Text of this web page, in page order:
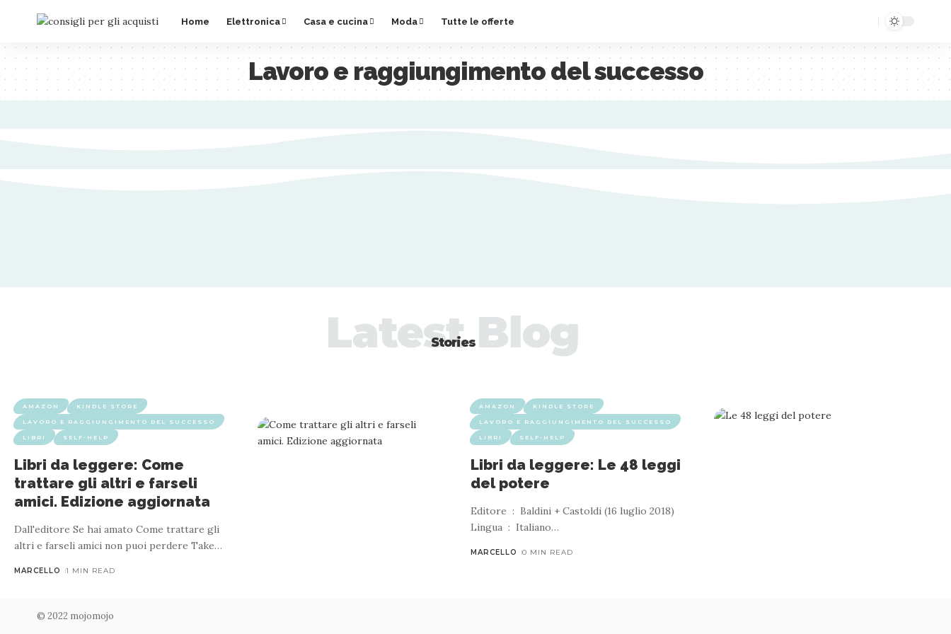
Home Elettronica Casa e cucina Moda Tutte le offerte
Lavoro e raggiungimento del successo
Stories
Latest Blog
AMAZON KINDLE STORE
LAVORO E RAGGIUNGIMENTO DEL SUCCESSO
LIBRI SELF-HELP
Libri da leggere: Come
trattare gli altri e farseli
amici. Edizione aggiornata
Dall'editore Se hai amato Come trattare gli
altri e farseli amici non puoi perdere Take…
MARCELLO 1 MIN READ
AMAZON KINDLE STORE
LAVORO E RAGGIUNGIMENTO DEL SUCCESSO
LIBRI SELF-HELP
Libri da leggere: Le 48 leggi
del potere
Editore ‏ : ‎ Baldini + Castoldi (16 luglio 2018)
Lingua ‏ : ‎ Italiano…
MARCELLO 0 MIN READ
© 2022 mojomojo